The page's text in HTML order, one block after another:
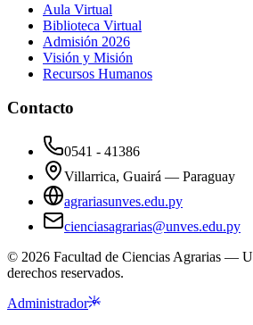
Aula Virtual
Biblioteca Virtual
Admisión 2026
Visión y Misión
Recursos Humanos
Contacto
0541 - 41386
Villarrica, Guairá — Paraguay
agrariasunves.edu.py
cienciasagrarias@unves.edu.py
© 2026 Facultad de Ciencias Agrarias —
derechos reservados.
Administrador